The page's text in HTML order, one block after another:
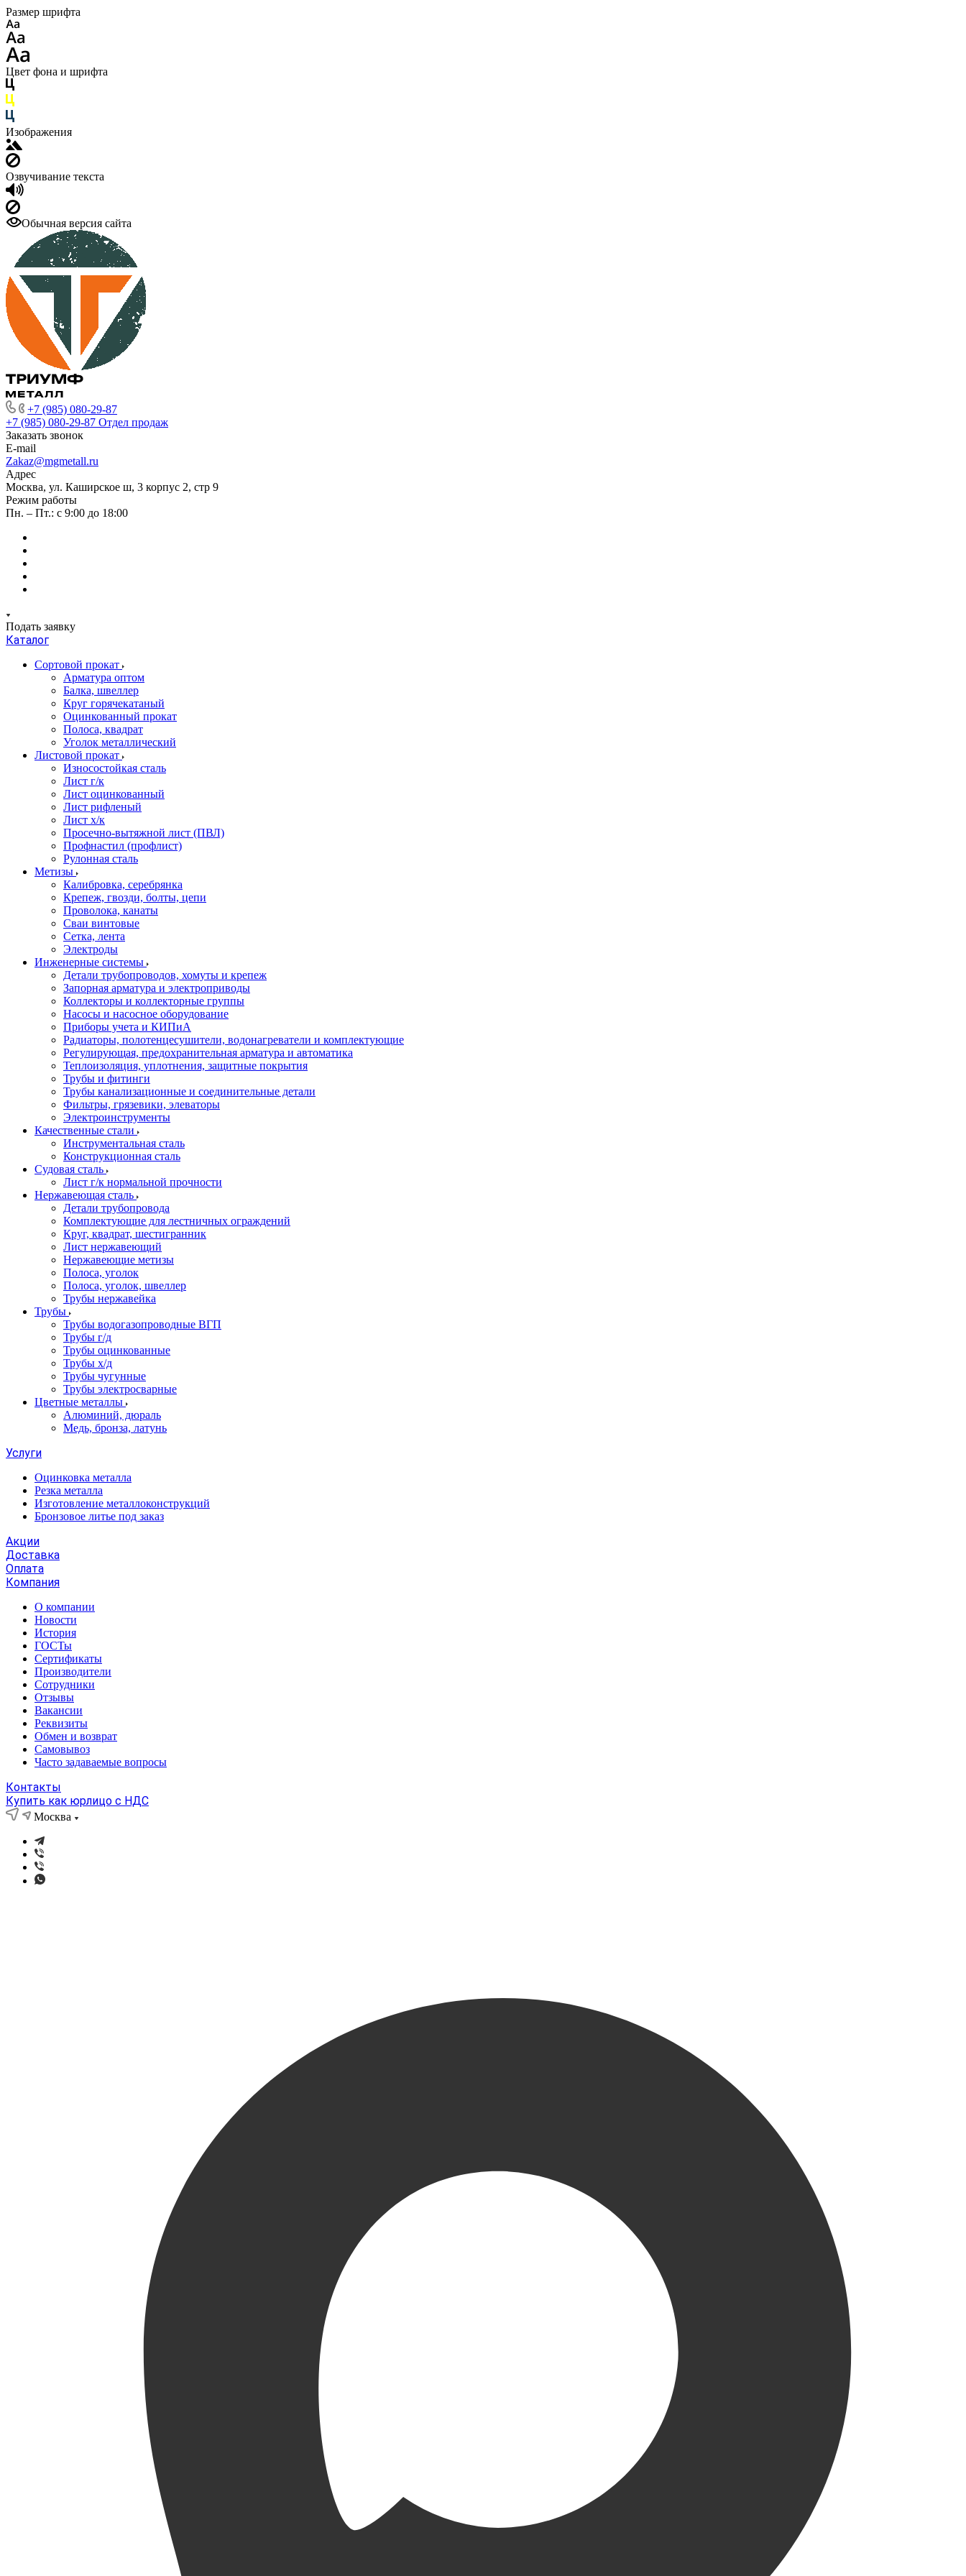
Размер шрифта
Цвет фона и шрифта
Изображения
Озвучивание текста
Обычная версия сайта
+7 (985) 080-29-87
+7 (985) 080-29-87 Отдел продаж
Заказать звонок
E-mail
Zakaz@mgmetall.ru
Адрес
Москва, ул. Каширское ш, 3 корпус 2, стр 9
Режим работы
Пн. – Пт.: с 9:00 до 18:00
Подать заявку
Каталог
Сортовой прокат
Арматура оптом
Балка, швеллер
Круг горячекатаный
Оцинкованный прокат
Полоса, квадрат
Уголок металлический
Листовой прокат
Износостойкая сталь
Лист г/к
Лист оцинкованный
Лист рифленый
Лист х/к
Просечно-вытяжной лист (ПВЛ)
Профнастил (профлист)
Рулонная сталь
Метизы
Калибровка, серебрянка
Крепеж, гвозди, болты, цепи
Проволока, канаты
Сваи винтовые
Сетка, лента
Электроды
Инженерные системы
Детали трубопроводов, хомуты и крепеж
Запорная арматура и электроприводы
Коллекторы и коллекторные группы
Насосы и насосное оборудование
Приборы учета и КИПиА
Радиаторы, полотенцесушители, водонагреватели и комплектующие
Регулирующая, предохранительная арматура и автоматика
Теплоизоляция, уплотнения, защитные покрытия
Трубы и фитинги
Трубы канализационные и соединительные детали
Фильтры, грязевики, элеваторы
Электроинструменты
Качественные стали
Инструментальная сталь
Конструкционная сталь
Судовая сталь
Лист г/к нормальной прочности
Нержавеющая сталь
Детали трубопровода
Комплектующие для лестничных ограждений
Круг, квадрат, шестигранник
Лист нержавеющий
Нержавеющие метизы
Полоса, уголок
Полоса, уголок, швеллер
Трубы нержавейка
Трубы
Трубы водогазопроводные ВГП
Трубы г/д
Трубы оцинкованные
Трубы х/д
Трубы чугунные
Трубы электросварные
Цветные металлы
Алюминий, дюраль
Медь, бронза, латунь
Услуги
Оцинковка металла
Резка металла
Изготовление металлоконструкций
Бронзовое литье под заказ
Акции
Доставка
Оплата
Компания
О компании
Новости
История
ГОСТы
Сертификаты
Производители
Сотрудники
Отзывы
Вакансии
Реквизиты
Обмен и возврат
Самовывоз
Часто задаваемые вопросы
Контакты
Купить как юрлицо с НДС
Москва